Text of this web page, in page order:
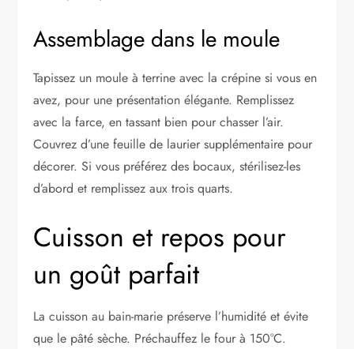
Assemblage dans le moule
Tapissez un moule à terrine avec la crépine si vous en
avez, pour une présentation élégante. Remplissez
avec la farce, en tassant bien pour chasser l’air.
Couvrez d’une feuille de laurier supplémentaire pour
décorer. Si vous préférez des bocaux, stérilisez-les
d’abord et remplissez aux trois quarts.
Cuisson et repos pour
un goût parfait
La cuisson au bain-marie préserve l’humidité et évite
que le pâté sèche. Préchauffez le four à 150°C.